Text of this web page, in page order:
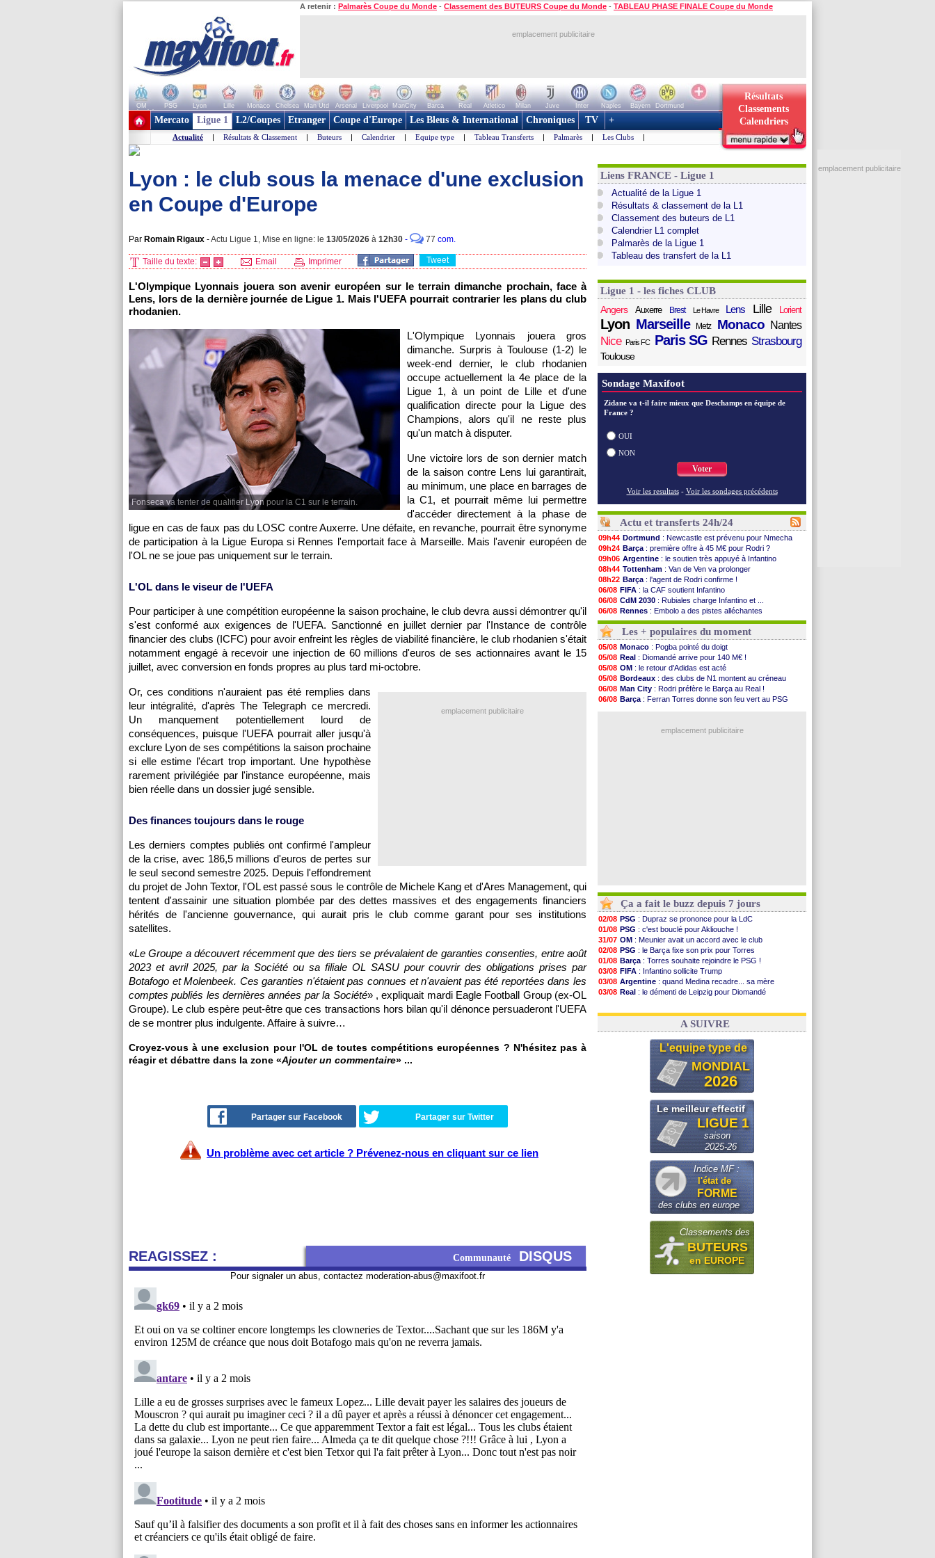
A retenir : Palmarès Coupe du Monde - Classement des BUTEURS Coupe du Monde - TABLEAU PHASE FINALE Coupe du Monde
emplacement publicitaire
OM PSG Lyon Lille Monaco Chelsea Man Utd Arsenal Liverpool ManCity Barca Real Atletico Milan Juve Inter Naples Bayern
Dortmund
+ de clubs
Résultats
Classements
Calendriers
Mercato Ligue 1 L2/Coupes Etranger Coupe d'Europe Les Bleus & International Chroniques TV +
Actualité | Résultats & Classement | Buteurs | Calendrier | Equipe type | Tableau Transferts | Palmarès | Les Clubs |
Lyon : le club sous la menace d'une exclusion
en Coupe d'Europe
Par Romain Rigaux -Actu Ligue 1, Mise en ligne: le 13/05/2026 à 12h30 - 77 com.
Taille du texte: Email Imprimer Tweet
L'Olympique Lyonnais jouera son avenir européen sur le terrain dimanche prochain, face à
Lens, lors de la dernière journée de Ligue 1. Mais l'UEFA pourrait contrarier les plans du club
rhodanien.
Fonseca va tenter de qualifier Lyon pour la C1 sur le terrain.
L'Olympique Lyonnais jouera gros
dimanche. Surpris à Toulouse (1-2) le
week-end dernier, le club rhodanien
occupe actuellement la 4e place de la
Ligue 1, à un point de Lille et d'une
qualification directe pour la Ligue des
Champions, alors qu'il ne reste plus
qu'un match à disputer.
Une victoire lors de son dernier match
de la saison contre Lens lui garantirait,
au minimum, une place en barrages de
la C1, et pourrait même lui permettre
d'accéder directement à la phase de
ligue en cas de faux pas du LOSC contre Auxerre. Une défaite, en revanche, pourrait être synonyme
de participation à la Ligue Europa si Rennes l'emportait face à Marseille. Mais l'avenir européen de
l'OL ne se joue pas uniquement sur le terrain.
L'OL dans le viseur de l'UEFA
Pour participer à une compétition européenne la saison prochaine, le club devra aussi démontrer qu'il
s'est conformé aux exigences de l'UEFA. Sanctionné en juillet dernier par l'Instance de contrôle
financier des clubs (ICFC) pour avoir enfreint les règles de viabilité financière, le club rhodanien s'était
notamment engagé à recevoir une injection de 60 millions d'euros de ses actionnaires avant le 15
juillet, avec conversion en fonds propres au plus tard mi-octobre.
emplacement publicitaire
Or, ces conditions n'auraient pas été remplies dans
leur intégralité, d'après The Telegraph ce mercredi.
Un manquement potentiellement lourd de
conséquences, puisque l'UEFA pourrait aller jusqu'à
exclure Lyon de ses compétitions la saison prochaine
si elle estime l'écart trop important. Une hypothèse
rarement privilégiée par l'instance européenne, mais
bien réelle dans un dossier jugé sensible.
Des finances toujours dans le rouge
Les derniers comptes publiés ont confirmé l'ampleur
de la crise, avec 186,5 millions d'euros de pertes sur
le seul second semestre 2025. Depuis l'effondrement
du projet de John Textor, l'OL est passé sous le contrôle de Michele Kang et d'Ares Management, qui
tentent d'assainir une situation plombée par des dettes massives et des engagements financiers
hérités de l'ancienne gouvernance, qui aurait pris le club comme garant pour ses institutions
satellites.
«Le Groupe a découvert récemment que des tiers se prévalaient de garanties consenties, entre août
2023 et avril 2025, par la Société ou sa filiale OL SASU pour couvrir des obligations prises par
Botafogo et Molenbeek. Ces garanties n'étaient pas connues et n'avaient pas été reportées dans les
comptes publiés les dernières années par la Société» , expliquait mardi Eagle Football Group (ex-OL
Groupe). Le club espère peut-être que ces transactions hors bilan qu'il dénonce persuaderont l'UEFA
de se montrer plus indulgente. Affaire à suivre…
Croyez-vous à une exclusion pour l'OL de toutes compétitions européennes ? N'hésitez pas à
réagir et débattre dans la zone «Ajouter un commentaire» ...
Partager sur Facebook Partager sur Twitter
Un problème avec cet article ? Prévenez-nous en cliquant sur ce lien
REAGISSEZ : Communauté DISQUS
Pour signaler un abus, contactez moderation-abus@maxifoot.fr
Liens FRANCE - Ligue 1
Actualité de la Ligue 1
Résultats & classement de la L1
Classement des buteurs de L1
Calendrier L1 complet
Palmarès de la Ligue 1
Tableau des transfert de la L1
Ligue 1 - les fiches CLUB
Angers
Auxerre Brest Le Havre Lens Lille Lorient
Lyon Marseille Metz Monaco Nantes
Nice Paris FC Paris SG Rennes Strasbourg
Toulouse
Sondage Maxifoot
Zidane va t-il faire mieux que Deschamps en équipe de
France ?
OUI
NON
Voter
Voir les resultats - Voir les sondages précédents
Actu et transferts 24h/24
09h44 Dortmund : Newcastle est prévenu pour Nmecha
09h24 Barça : première offre à 45 M€ pour Rodri ?
09h06 Argentine : le soutien très appuyé à Infantino
08h44 Tottenham : Van de Ven va prolonger
08h22 Barça : l'agent de Rodri confirme !
06/08 FIFA : la CAF soutient Infantino
06/08 CdM 2030 : Rubiales charge Infantino et ...
06/08 Rennes : Embolo a des pistes alléchantes
06/08 Côte d'Ivoire: Renard affiche ses ambitions
06/08
Rennes : Haise confirme pour Aït Boudlal
06/08 Man City: Trafford à Leeds pour 47 M€ (off...
06/08 Man Utd : Zirkzee vers la Juventus ?
06/08 Amical: Monaco s'impose contre Getafe
06/08 Nantes : Der Zakarian et sa relation avec Kita
06/08 OM: le club prêt à libérer Kondogbia ?
06/08 Monaco : le message touchant d'Akliouche
06/08 FIFA: Tebas en remet une couche
: Vinicius jusqu'en 2032 (officiel)
Les + populaires du moment
05/08 Monaco : Pogba pointé du doigt
05/08 Real : Diomandé arrive pour 140 M€ !
05/08 OM : le retour d'Adidas est acté
05/08 Bordeaux : des clubs de N1 montent au créneau
06/08 Man City : Rodri préfère le Barça au Real !
06/08 Barça : Ferran Torres donne son feu vert au PSG
emplacement publicitaire
Ça a fait le buzz depuis 7 jours
02/08 PSG : Dupraz se prononce pour la LdC
01/08 PSG : c'est bouclé pour Akliouche !
31/07 OM : Meunier avait un accord avec le club
02/08 PSG : le Barça fixe son prix pour Torres
01/08 Barça : Torres souhaite rejoindre le PSG !
03/08 FIFA : Infantino sollicite Trump
03/08 Argentine : quand Medina recadre... sa mère
03/08 Real : le démenti de Leipzig pour Diomandé
31/07 FIFA: le conseiller d'Infantino démissionne !
A SUIVRE
L'equipe type de
MONDIAL
2026
Le meilleur effectif
LIGUE 1
saison
2025-26
Indice MF :
l'état de
FORME
des clubs en europe
Classements des
BUTEURS
en EUROPE
emplacement publicitaire